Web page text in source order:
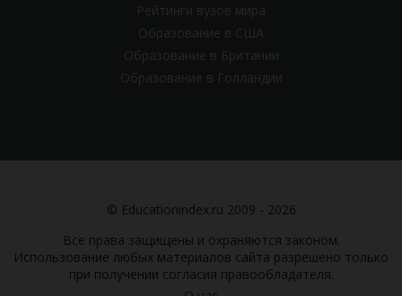
Рейтинги вузов мира
Образование в США
Образование в Британии
Образование в Голландии
© Educationindex.ru 2009 - 2026
Все права защищены и охраняются законом.
Использование любых материалов сайта разрешено только
при получении согласия правообладателя.